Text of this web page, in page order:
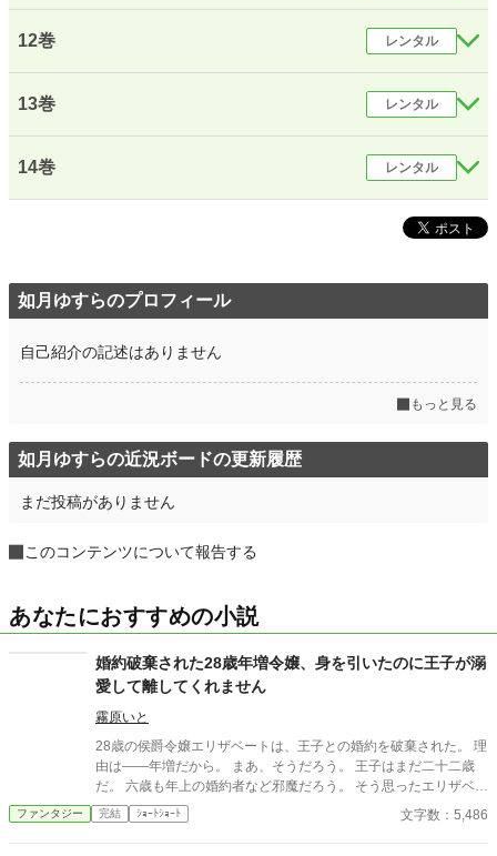
12巻 レンタル
13巻 レンタル
14巻 レンタル
如月ゆすらのプロフィール
自己紹介の記述はありません
もっと見る
如月ゆすらの近況ボードの更新履歴
まだ投稿がありません
このコンテンツについて報告する
あなたにおすすめの小説
婚約破棄された28歳年増令嬢、身を引いたのに王子が溺
愛して離してくれません
霧原いと
28歳の侯爵令嬢エリザベートは、王子との婚約を破棄された。 理
由は――年増だから。 まあ、そうだろう。 王子はまだ二十二歳
だ。 六歳も年上の婚約者など邪魔だろう。 そう思ったエリザベー
トは、あっさり身を引くことにした。 ところが。 「エリザベー
ト！ 逃げるな！」 なぜか婚約破棄した本人である王子が、全力
ファンタジー 完結 ｼｮｰﾄｼｮｰﾄ 文字数：5,486